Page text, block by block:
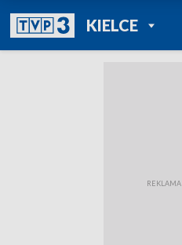
KIELCEPOWRÓT DO
TVP REGIONY